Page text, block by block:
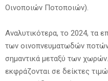
Οινοποιών Ποτοποιών).
Αναλυτικότερα, το 2024, τα
των οινοπνευματωδών
σημαντικά μεταξύ των
εκφράζονται σε δείκτες